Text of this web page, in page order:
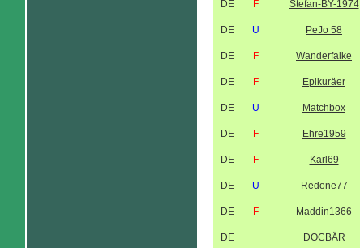
DE F Stefan-BY-1974
DE U PeJo 58
DE F Wanderfalke
DE F Epikuräer
DE U Matchbox
DE F Ehre1959
DE F Karl69
DE U Redone77
DE F Maddin1366
DE DOCBÄR